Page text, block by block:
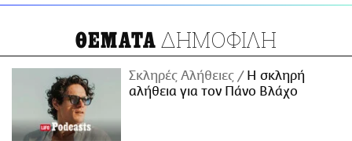
ΘΕΜΑΤΑ ΔΗΜΟΦΙΛΗ
Σκληρές Αλήθειες
H σκληρή
αλήθεια για τον Πάνο Βλάχο